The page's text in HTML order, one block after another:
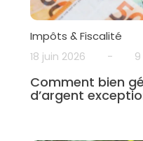
Impôts & Fiscalité
18 juin 2026 -
Comment bien
d’argent